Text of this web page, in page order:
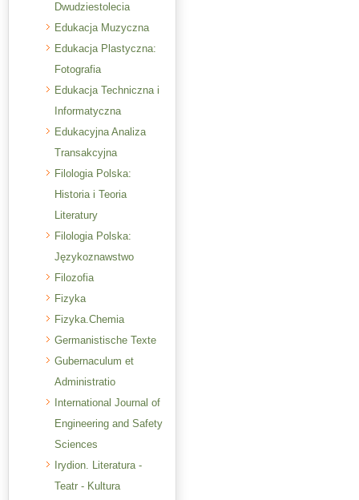
Dwudziestolecia
Edukacja Muzyczna
Edukacja Plastyczna:
Fotografia
Edukacja Techniczna i
Informatyczna
Edukacyjna Analiza
Transakcyjna
Filologia Polska:
Historia i Teoria
Literatury
Filologia Polska:
Językoznawstwo
Filozofia
Fizyka
Fizyka.Chemia
Germanistische Texte
Gubernaculum et
Administratio
International Journal of
Engineering and Safety
Sciences
Irydion. Literatura -
Teatr - Kultura